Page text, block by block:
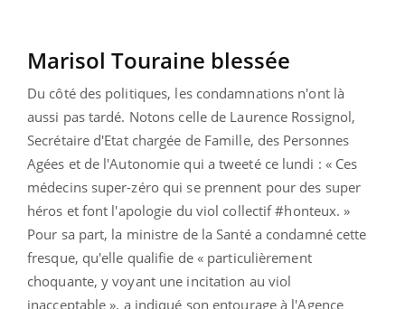
Marisol Touraine blessée
Du côté des politiques, les condamnations n'ont là
aussi pas tardé. Notons celle de Laurence Rossignol,
Secrétaire d'Etat chargée de Famille, des Personnes
Agées et de l'Autonomie qui a tweeté ce lundi : « Ces
médecins super-zéro qui se prennent pour des super
héros et font l'apologie du viol collectif #honteux. »
Pour sa part, la ministre de la Santé a condamné cette
fresque, qu'elle qualifie de « particulièrement
choquante, y voyant une incitation au viol
inacceptable », a indiqué son entourage à l'Agence